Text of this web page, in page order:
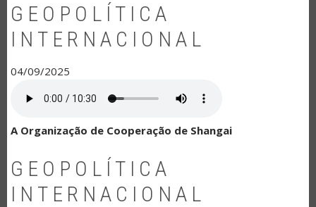
GEOPOLÍTICA
INTERNACIONAL
04/09/2025
A Organização de Cooperação de Shangai
GEOPOLÍTICA
INTERNACIONAL